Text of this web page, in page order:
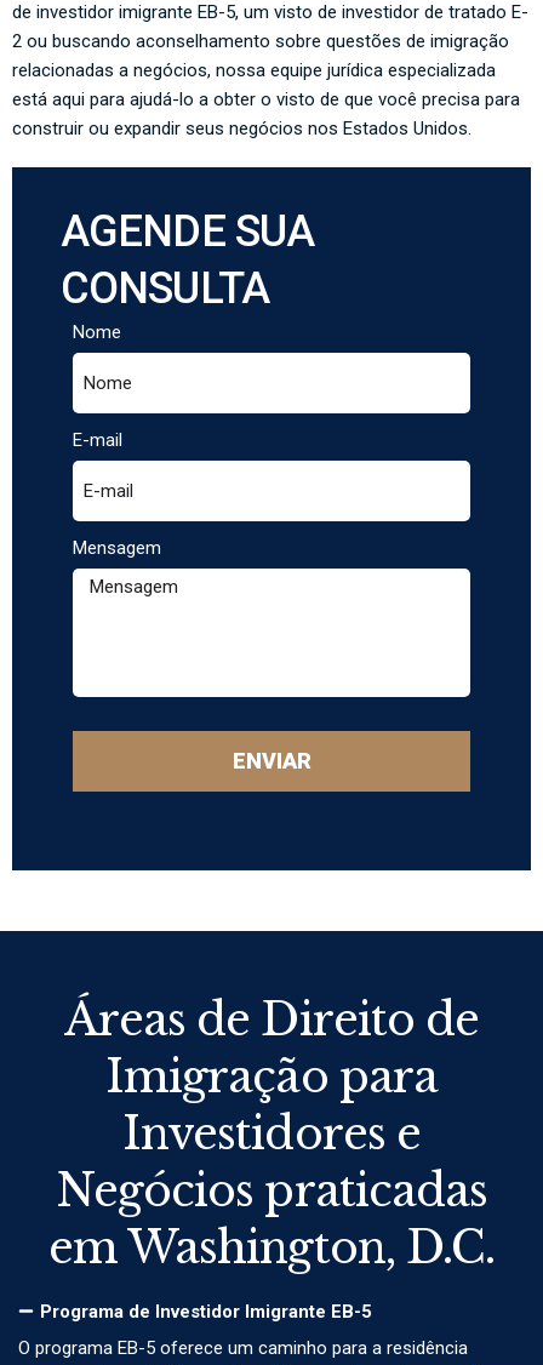
de investidor imigrante EB-5, um visto de investidor de tratado E-
2 ou buscando aconselhamento sobre questões de imigração
relacionadas a negócios, nossa equipe jurídica especializada
está aqui para ajudá-lo a obter o visto de que você precisa para
construir ou expandir seus negócios nos Estados Unidos.
AGENDE SUA
CONSULTA
Nome
E-mail
Mensagem
ENVIAR
Áreas de Direito de
Imigração para
Investidores e
Negócios praticadas
em Washington, D.C.
Programa de Investidor Imigrante EB-5
O programa EB-5 oferece um caminho para a residência